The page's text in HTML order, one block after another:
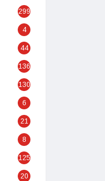
299
4
44
136
130
6
21
8
125
20